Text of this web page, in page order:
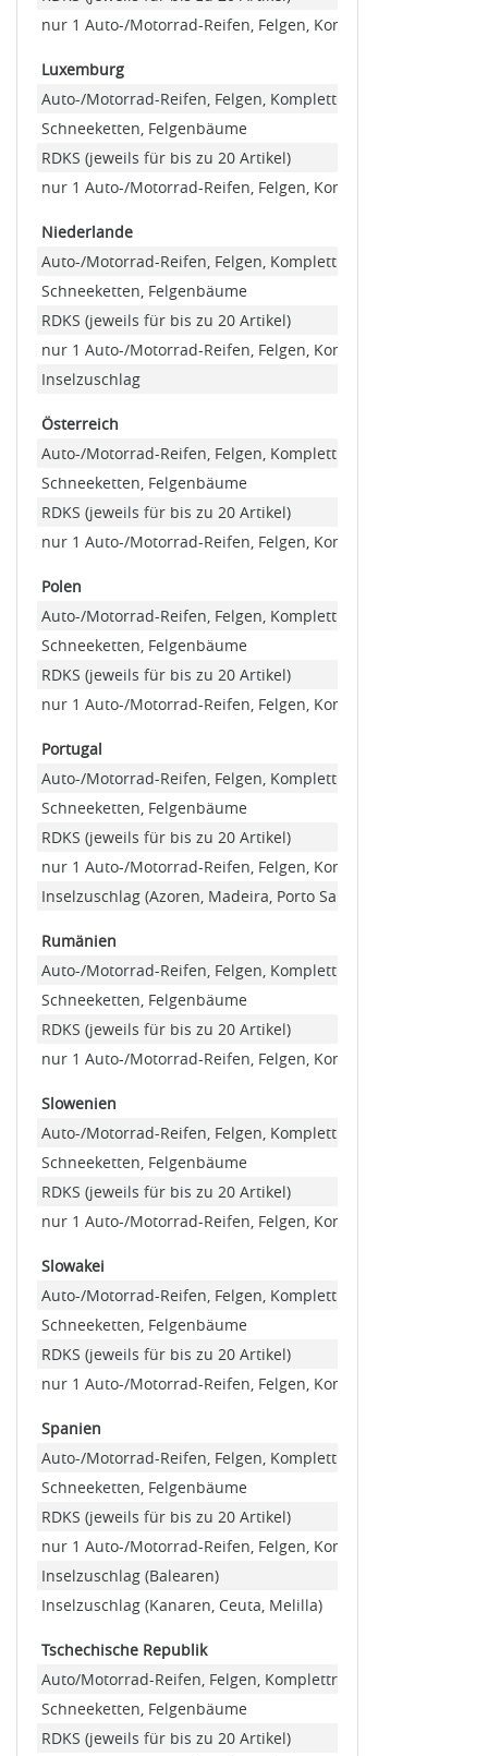
nur 1 Auto-/Motorrad-Reifen, Felgen, Kompletträder
Luxemburg
Auto-/Motorrad-Reifen, Felgen, Kompletträder
Schneeketten, Felgenbäume
RDKS (jeweils für bis zu 20 Artikel)
nur 1 Auto-/Motorrad-Reifen, Felgen, Kompletträder
Niederlande
Auto-/Motorrad-Reifen, Felgen, Kompletträder
Schneeketten, Felgenbäume
RDKS (jeweils für bis zu 20 Artikel)
nur 1 Auto-/Motorrad-Reifen, Felgen, Kompletträder
Inselzuschlag
Österreich
Auto-/Motorrad-Reifen, Felgen, Kompletträder
Schneeketten, Felgenbäume
RDKS (jeweils für bis zu 20 Artikel)
nur 1 Auto-/Motorrad-Reifen, Felgen, Kompletträder
Polen
Auto-/Motorrad-Reifen, Felgen, Kompletträder
Schneeketten, Felgenbäume
RDKS (jeweils für bis zu 20 Artikel)
nur 1 Auto-/Motorrad-Reifen, Felgen, Kompletträder
Portugal
Auto-/Motorrad-Reifen, Felgen, Kompletträder
Schneeketten, Felgenbäume
RDKS (jeweils für bis zu 20 Artikel)
nur 1 Auto-/Motorrad-Reifen, Felgen, Kompletträder
Inselzuschlag (Azoren, Madeira, Porto Santo)
Rumänien
Auto-/Motorrad-Reifen, Felgen, Kompletträder
Schneeketten, Felgenbäume
RDKS (jeweils für bis zu 20 Artikel)
nur 1 Auto-/Motorrad-Reifen, Felgen, Kompletträder
Slowenien
Auto-/Motorrad-Reifen, Felgen, Kompletträder
Schneeketten, Felgenbäume
RDKS (jeweils für bis zu 20 Artikel)
nur 1 Auto-/Motorrad-Reifen, Felgen, Kompletträder
Slowakei
Auto-/Motorrad-Reifen, Felgen, Kompletträder
Schneeketten, Felgenbäume
RDKS (jeweils für bis zu 20 Artikel)
nur 1 Auto-/Motorrad-Reifen, Felgen, Kompletträder
Spanien
Auto-/Motorrad-Reifen, Felgen, Kompletträder
Schneeketten, Felgenbäume
RDKS (jeweils für bis zu 20 Artikel)
nur 1 Auto-/Motorrad-Reifen, Felgen, Kompletträder
Inselzuschlag (Balearen)
Inselzuschlag (Kanaren, Ceuta, Melilla)
Tschechische Republik
Auto/Motorrad-Reifen, Felgen, Kompletträder
Schneeketten, Felgenbäume
RDKS (jeweils für bis zu 20 Artikel)